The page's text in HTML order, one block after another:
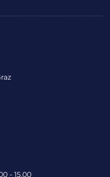
- 15.00